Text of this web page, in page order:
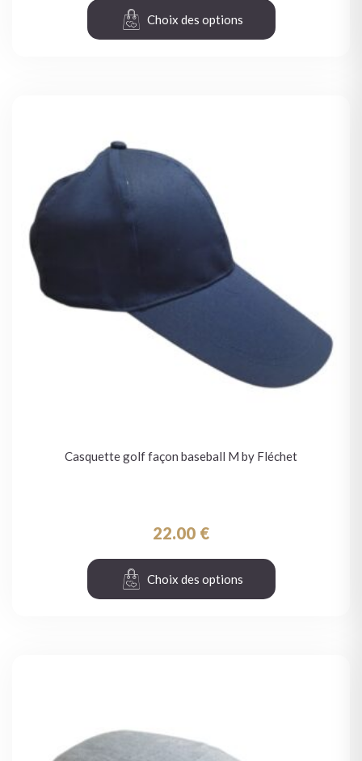
Choix des options
Casquette golf façon baseball M by Fléchet
22.00 €
Choix des options